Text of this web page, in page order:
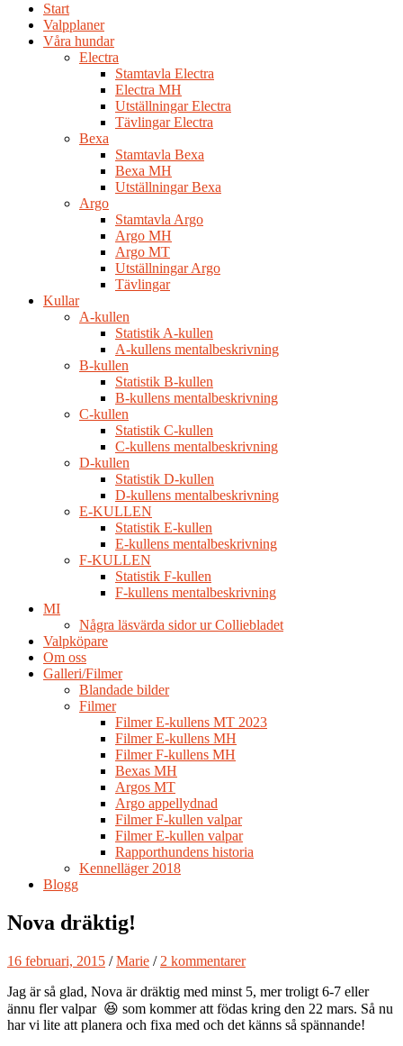
Start
Valpplaner
Våra hundar
Electra
Stamtavla Electra
Electra MH
Utställningar Electra
Tävlingar Electra
Bexa
Stamtavla Bexa
Bexa MH
Utställningar Bexa
Argo
Stamtavla Argo
Argo MH
Argo MT
Utställningar Argo
Tävlingar
Kullar
A-kullen
Statistik A-kullen
A-kullens mentalbeskrivning
B-kullen
Statistik B-kullen
B-kullens mentalbeskrivning
C-kullen
Statistik C-kullen
C-kullens mentalbeskrivning
D-kullen
Statistik D-kullen
D-kullens mentalbeskrivning
E-KULLEN
Statistik E-kullen
E-kullens mentalbeskrivning
F-KULLEN
Statistik F-kullen
F-kullens mentalbeskrivning
MI
Några läsvärda sidor ur Colliebladet
Valpköpare
Om oss
Galleri/Filmer
Blandade bilder
Filmer
Filmer E-kullens MT 2023
Filmer E-kullens MH
Filmer F-kullens MH
Bexas MH
Argos MT
Argo appellydnad
Filmer F-kullen valpar
Filmer E-kullen valpar
Rapporthundens historia
Kennelläger 2018
Blogg
Nova dräktig!
16 februari, 2015 /Marie / 2 kommentarer
Jag är så glad, Nova är dräktig med minst 5, mer troligt 6-7 eller
ännu fler valpar 😆 som kommer att födas kring den 22 mars. Så nu
har vi lite att planera och fixa med och det känns så spännande!